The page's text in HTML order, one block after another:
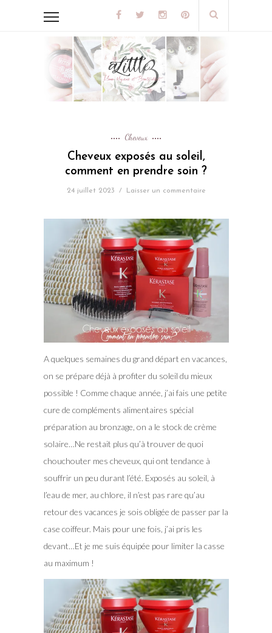
Cheveux
Cheveux exposés au soleil,
comment en prendre soin ?
24 juillet 2023 / Laisser un commentaire
A quelques semaines du grand départ en vacances,
on se prépare déjà à profiter du soleil du mieux
possible ! Comme chaque année, j’ai fais une petite
cure de compléments alimentaires spécial
préparation au bronzage, on a le stock de crème
solaire…Ne restait plus qu’à trouver de quoi
chouchouter mes cheveux, qui ont tendance à
souffrir un peu durant l’été. Exposés au soleil, à
l’eau de mer, au chlore, il n’est pas rare qu’au
retour des vacances je sois obligée de passer par la
case coiffeur. Mais pour une fois, j’ai pris les
devant…Et je me suis équipée pour limiter la casse
au maximum !